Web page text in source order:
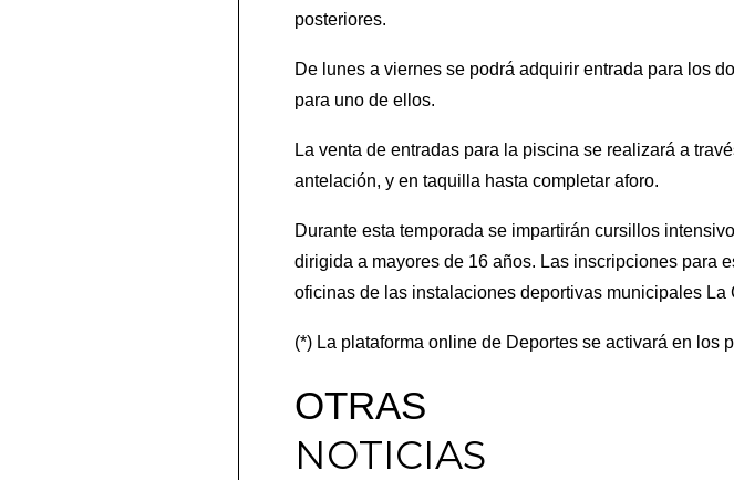
posteriores.
De lunes a viernes se podrá adquirir entrada para los
para uno de ellos.
La venta de entradas para la piscina se realizará a
antelación, y en taquilla hasta completar aforo.
Durante esta temporada se impartirán cursillos
dirigida a mayores de 16 años. Las inscripciones para
oficinas de las instalaciones deportivas municipales La
(*) La plataforma online de Deportes se activará en los
OTRAS
NOTICIAS